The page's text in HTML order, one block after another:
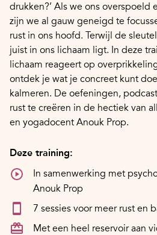
drukken?’ Als we ons overspoeld
zijn we al gauw geneigd te
rust in ons hoofd. Terwijl de
juist in ons lichaam ligt. In deze
lichaam reageert op
ontdek je wat je concreet kunt
kalmeren. De oefeningen,
rust te creëren in de hectiek van
en yogadocent Anouk Prop.
Deze training:
In samenwerking met
Anouk Prop
7 sessies voor meer rust en
Met een heel reservoir aan